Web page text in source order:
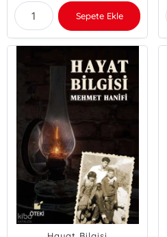
Sepete Ekle